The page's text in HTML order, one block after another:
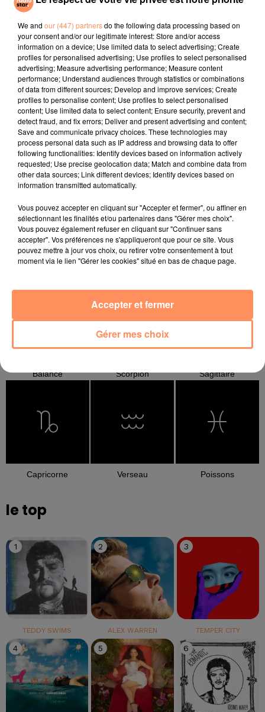
Mr Know It All
Cold Heart (pnau
JULIETTE ARMANET
l'horoscope
Bélier Taureau Gémeaux
Balance Scorpion Sagittaire
Capricorne Verseau Poissons
le top
1
TEDDY SWIMS
2
ALEX WARREN
3
TEMPER CITY
4 5 6
We and our (447) partnersdo the following data processing based on
your consent and/or our legitimate interest: Store and/or access
information on a device; Use limited data to select advertising; Create
profiles for personalised advertising; Use profiles to select personalised
advertising; Measure advertising performance; Measure content
performance; Understand audiences through statistics or combinations
of data from different sources; Develop and improve services; Create
profiles to personalise content; Use profiles to select personalised
content; Use limited data to select content; Ensure security, prevent and
detect fraud, and fix errors; Deliver and present advertising and content;
Save and communicate privacy choices. These technologies may
process personal data such as IP address and browsing data to offer
following functionalities: Identify devices based on information actively
requested; Use precise geolocation data; Match and combine data from
other data sources; Link different devices; Identify devices based on
information transmitted automatically.
Vous pouvez accepter en cliquant sur "Accepter et fermer", ou affiner en
sélectionnant les finalités et/ou partenaires dans "Gérer mes choix".
Vous pouvez également refuser en cliquant sur "Continuer sans
accepter". Vos préférences ne s'appliqueront que pour ce site. Vous
pouvez mettre à jour vos choix, ou retirer votre consentement à tout
moment via le lien "Gérer les cookies" situé en bas de chaque page.
Gérer mes choix
Accepter et fermer